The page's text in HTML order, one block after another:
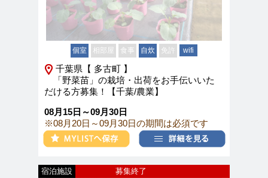
個室 相部屋 食事 自炊 免許 wifi
千葉県【 多古町 】
「野菜苗」の栽培・出荷をお手伝いいた
だける方募集！【千葉/農業】
08月15日～09月30日
※08月20日～09月30日の期間は必須です
募集終了
宿泊施設